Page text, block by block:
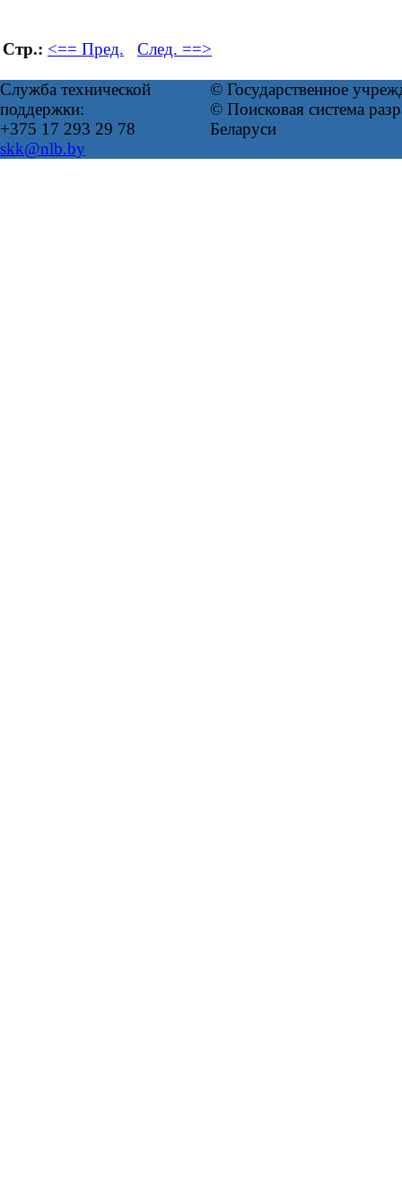
Стр.: <== Пред. След. ==>
Служба технической
поддержки:
+375 17 293 29 78
skk@nlb.by
© Государственное
© Поисковая система
Беларуси